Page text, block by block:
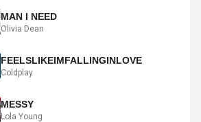
MAN I NEED
Olivia Dean
FEELSLIKEIMFALLINGINLOVE
Coldplay
MESSY
Lola Young